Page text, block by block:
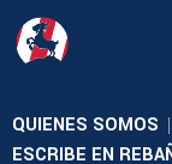
QUIENES SOMOS |
ESCRIBE EN